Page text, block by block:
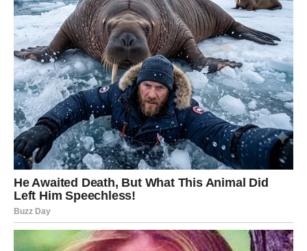
Poruka sudbine: Kada sijate iz srca, ljubav vas pronalazi.
DEVICA – Razum i intuicija u
balansu
Subota može doneti dilemu – slušati razum ili srce. U
ljubavi dolazi prilika za iskren razgovor koji rešava
sumnje.
Nedelja donosi stabilnost i unutrašnji mir.